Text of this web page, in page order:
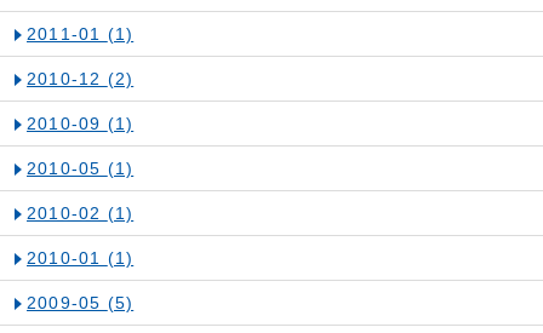
2011-01 (1)
2010-12 (2)
2010-09 (1)
2010-05 (1)
2010-02 (1)
2010-01 (1)
2009-05 (5)